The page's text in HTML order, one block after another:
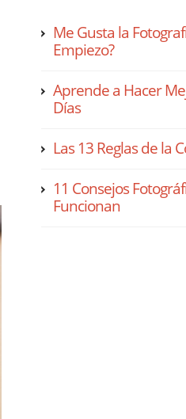
Me Gusta la
Empiezo?
Aprende a Hacer
Días
Las 13 Reglas de la
11 Consejos
Funcionan